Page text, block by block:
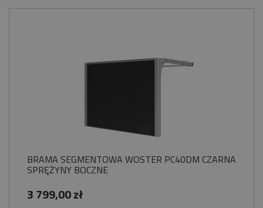
BRAMA SEGMENTOWA WOSTER PC40DM CZARNA
SPRĘŻYNY BOCZNE
3 799,00 zł